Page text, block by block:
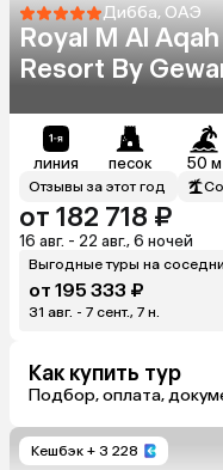
Дибба, ОАЭ
Royal M Al
Resort By
линия песок 50 м
Отзывы за этот год
от 182 718 ₽
16 авг. - 22 авг., 6 ночей
Выгодные туры на
от 195 333 ₽
31 авг. - 7 сент., 7 н.
Как купить тур
Подбор, оплата,
Кешбэк + 3 228